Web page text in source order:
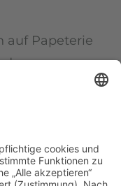
auf Papeterie
Bücher,
Stoff,